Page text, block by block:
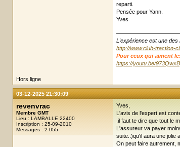
reparti.
Pensée pour Yann.
Yves
L'expérience est une des
http://www.club-traction-
Pour ceux qui aiment
https://youtu.be/
Hors ligne
03-12-2025 21:30:09
revenvrac
Membre GMT
Lieu : LAMBALLE 22400
Inscription : 25-09-2010
Messages : 2 055
Yves,
L'avis de l'expert est
.il faut te dire que tout le
L'assureur va payer
suite..)qu'il aura une jolie
On peut faire autrement,